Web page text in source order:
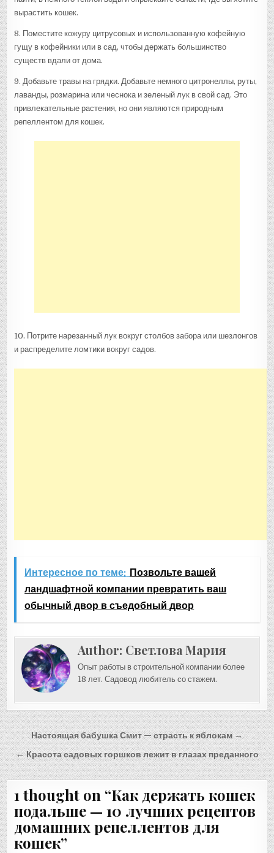
вырастить кошек.
8. Поместите кожуру цитрусовых и использованную кофейную
гущу в кофейники или в сад, чтобы держать большинство
существ вдали от дома.
9. Добавьте травы на грядки. Добавьте немного цитронеллы, руты,
лаванды, розмарина или чеснока и зеленый лук в свой сад. Это
привлекательные растения, но они являются природным
репеллентом для кошек.
10. Потрите нарезанный лук вокруг столбов забора или шезлонгов
и распределите ломтики вокруг садов.
Интересное по теме: Позвольте вашей
ландшафтной компании превратить ваш
обычный двор в съедобный двор
Author: Светлова Мария
Опыт работы в строительной компании более
18 лет. Садовод любитель со стажем.
Навигация
по
записям
Настоящая бабушка Смит — страсть к яблокам →
← Красота садовых горшков лежит в глазах преданного
1 thought on “Как держать кошек
подальше — 10 лучших рецептов
домашних репеллентов для
кошек”